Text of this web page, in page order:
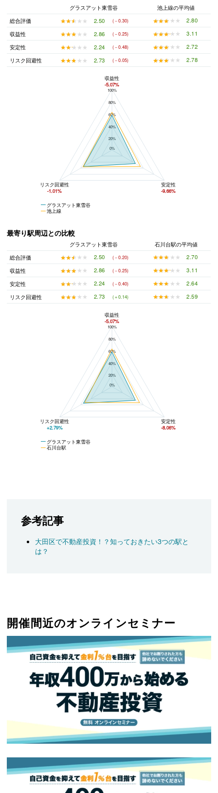
グラスアット東雪谷
池上線の平均値
総合評価
★★★★★
★★★★★ 2.50 (－0.30) ★★★★★
★★★★★
2.80
収益性
★★★★★
★★★★★ 2.86 (－0.25) ★★★★★
★★★★★
3.11
安定性
★★★★★
★★★★★ 2.24 (－0.48) ★★★★★
★★★★★
2.72
リスク回避性
★★★★★
★★★★★ 2.73 (－0.05) ★★★★★
★★★★★ 2.78
グラスアット東雪谷と池上線の平均値の総合評価の比較
100%
80%
60%
40%
20%
0%
グラスアット東雪谷
池上線
収益性
-5.07%
リスク回避性
-1.01%
安定性
-9.66%
最寄り駅周辺との比較
グラスアット東雪谷
石川台駅の平均値
総合評価
★★★★★
★★★★★ 2.50 (－0.20) ★★★★★
★★★★★
2.70
収益性
★★★★★
★★★★★ 2.86 (－0.25) ★★★★★
★★★★★
3.11
安定性
★★★★★
★★★★★ 2.24 (－0.40) ★★★★★
★★★★★
2.64
リスク回避性
★★★★★
★★★★★ 2.73 (＋0.14) ★★★★★
★★★★★ 2.59
グラスアット東雪谷と石川台駅の平均値の総合評価の比較
100%
80%
60%
40%
20%
0%
グラスアット東雪谷
石川台駅
収益性
-5.07%
リスク回避性
+2.79%
安定性
-8.06%
参考記事
大田区で不動産投資！？知っておきたい3つの駅と
は？
開催間近のオンラインセミナー